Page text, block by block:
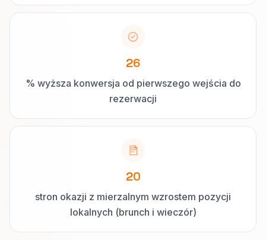
26
% wyższa konwersja od pierwszego wejścia do
rezerwacji
20
stron okazji z mierzalnym wzrostem pozycji
lokalnych (brunch i wieczór)